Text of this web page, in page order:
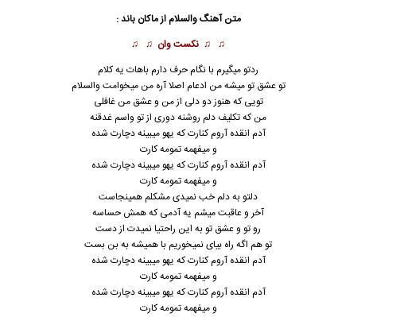
متن آهنگ والسلام ازماکان باند:
♫ ♫ نکست وان ♫ ♫
ردتو میگیرم با نگام حرف دارم باهات یه کلام
تو عشق تو میشه من ادعام اصلا آره من میخوامت والسلام
تویی که هنوز دو دلی از من و عشق من غافلی
من که تکلیف دلم روشنه دوری از تو واسم غدقنه
آدم انقده آروم کنارت که یهو میبینه دچارت شده
و میفهمه تمومه کارت
آدم انقده آروم کنارت که یهو میبینه دچارت شده
و میفهمه تمومه کارت
دلتو به دلم خب نمیدی مشکلم همینجاست
آخر و عاقبت میشم یه آدمی که همش حساسه
رو تو و عشق تو به این راحتیا نمیدت از دست
تو هم اگه راه بیای نمیخوریم با همیشه به بن بست
آدم انقده آروم کنارت که یهو میبینه دچارت شده
و میفهمه تمومه کارت
آدم انقده آروم کنارت که یهو میبینه دچارت شده
و میفهمه تمومه کارت